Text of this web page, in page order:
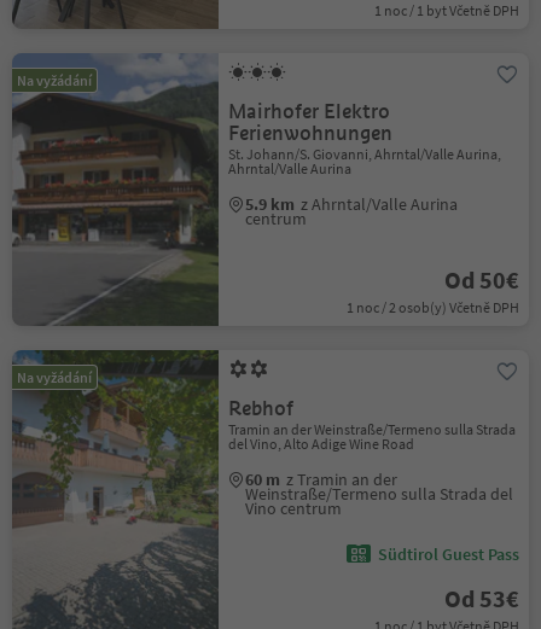
1 noc / 1 byt Včetně DPH
Na vyžádání
Mairhofer Elektro
Ferienwohnungen
St. Johann/S. Giovanni, Ahrntal/Valle Aurina,
Ahrntal/Valle Aurina
5.9 km z Ahrntal/Valle Aurina
centrum
Od 50€
1 noc / 2 osob(y) Včetně DPH
Na vyžádání
Rebhof
Tramin an der Weinstraße/Termeno sulla Strada
del Vino, Alto Adige Wine Road
60 m z Tramin an der
Weinstraße/Termeno sulla Strada del
Vino centrum
Südtirol Guest Pass
Od 53€